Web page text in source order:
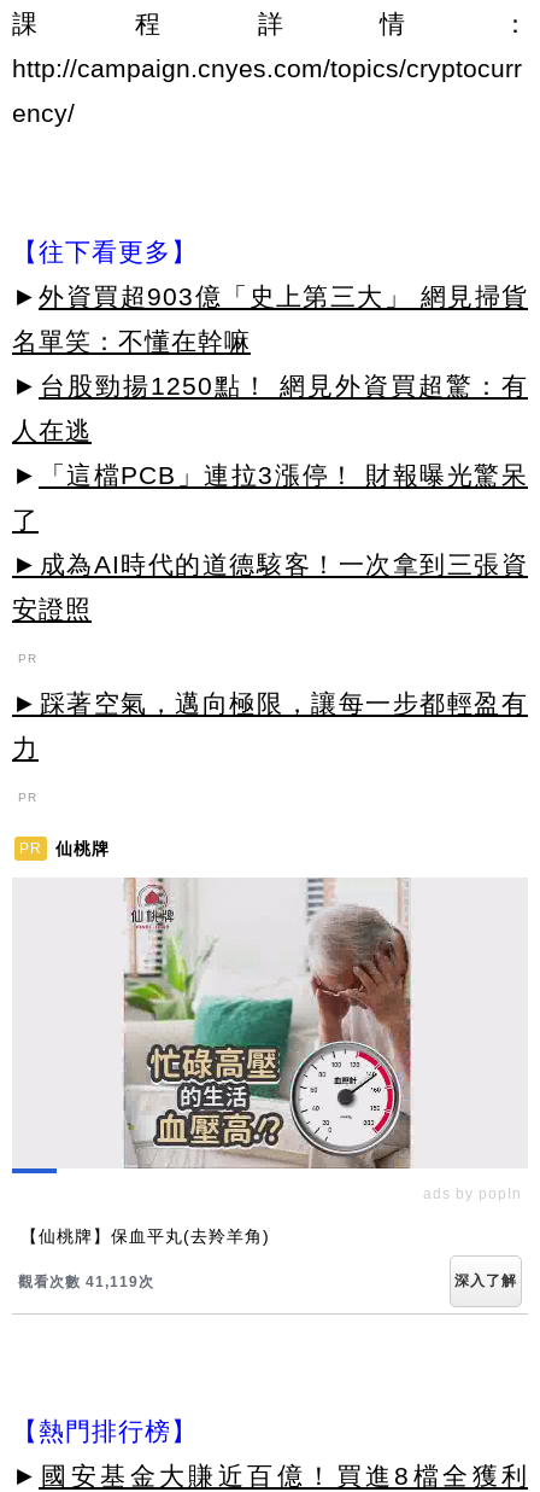
課程詳情：
http://campaign.cnyes.com/topics/cryptocurr
ency/
【往下看更多】
► 外資買超903億「史上第三大」 網見掃貨
名單笑：不懂在幹嘛
► 台股勁揚1250點！ 網見外資買超驚：有
人在逃
►
「這檔PCB」連拉3漲停！ 財報曝光驚呆
了
►成為AI時代的道德駭客！一次拿到三張資
安證照
PR
►踩著空氣，邁向極限，讓每一步都輕盈有
力
PR
PR 仙桃牌
ads by popIn
【仙桃牌】保血平丸(去羚羊角)
觀看次數 41,119次 深入了解
【熱門排行榜】
► 國安基金大賺近百億！買進8檔全獲利